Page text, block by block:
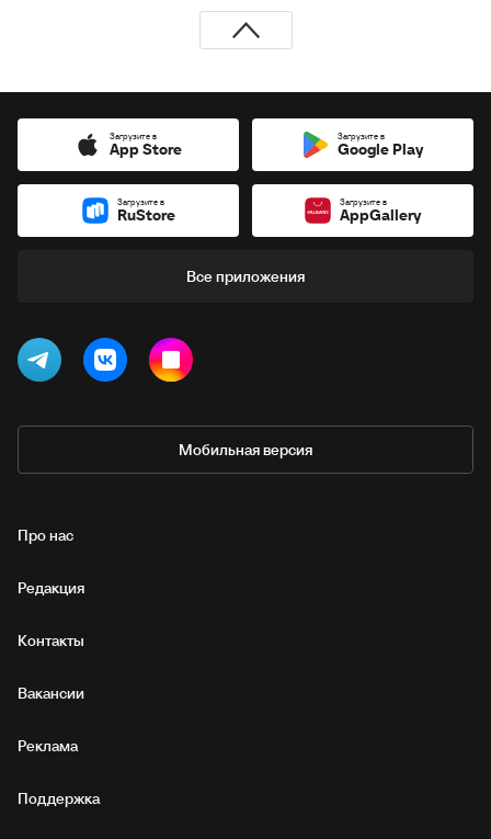
Загрузите в
App Store
Загрузите в
Google Play
Загрузите в
RuStore
Загрузите в
AppGallery
Все приложения
Мобильная версия
Про нас
Редакция
Контакты
Вакансии
Реклама
Поддержка